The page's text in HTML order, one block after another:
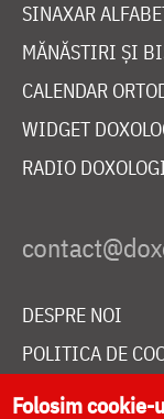
SINAXAR
MĂNĂSTIRI ȘI
CALENDAR
WIDGET
RADIO
DESPRE NOI
POLITICA DE
DONEAZĂ
Folosim